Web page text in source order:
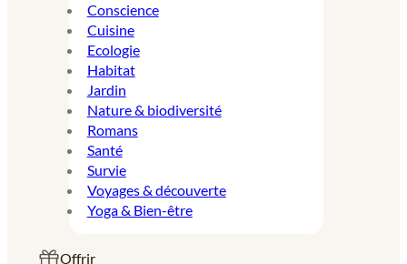
Conscience
Cuisine
Ecologie
Habitat
Jardin
Nature & biodiversité
Romans
Santé
Survie
Voyages & découverte
Yoga & Bien-être
Offrir